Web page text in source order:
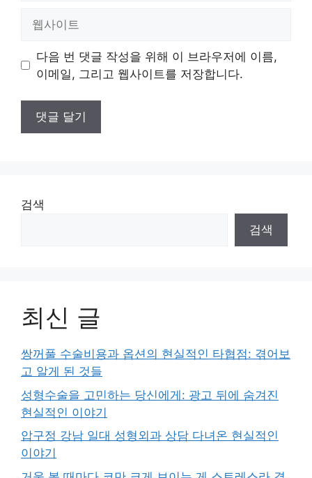
트
다음 번 댓글 작성을 위해 이 브라우저에 이름,
이메일, 그리고 웹사이트를 저장합니다.
검색
검색
최신 글
쌍꺼풀 수술비용과 옵션의 현실적인 타협점: 겪어보
고 알게 된 것들
성형수술을 고민하는 당신에게: 광고 뒤에 숨겨진
현실적인 이야기
압구정 강남 일대 성형외과 상담 다녀온 현실적인
이야기